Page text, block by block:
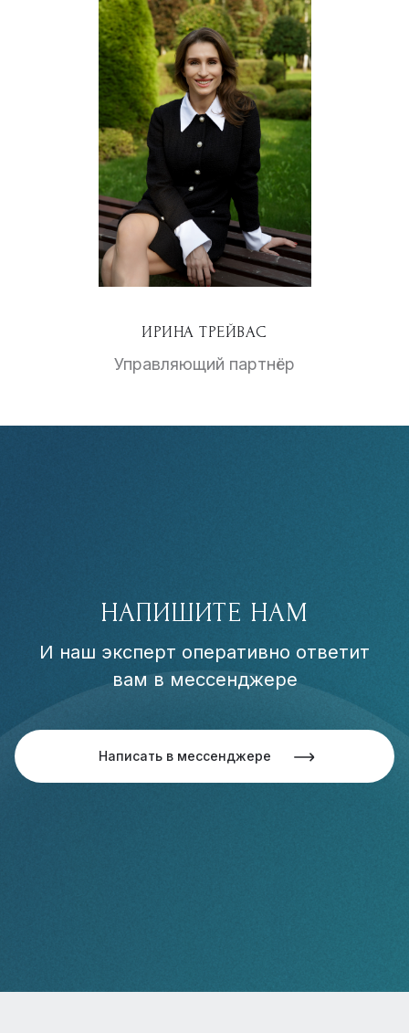
ИРИНА ТРЕЙВАС
Управляющий партнёр
НАПИШИТЕ НАМ
И наш эксперт оперативно ответит
вам в мессенджере
Написать в мессенджере